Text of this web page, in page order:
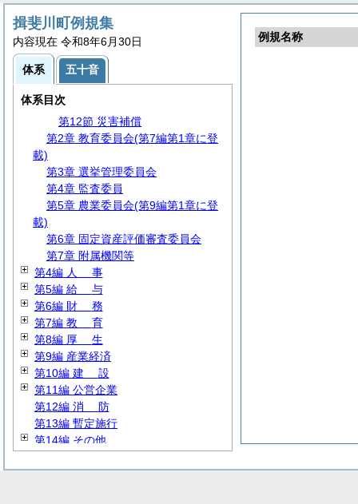
例規名称
揖斐川町例規集
内容現在 令和8年6月30日
体系 五十音
体系目次
第5節広報
第6節 行政手続
第7節住民
第8節 災害対策
第9節 交通安全・生活安全
第10節 情報通信施設
第11節 地域振興
第12節 災害補償
第2章 教育委員会(第7編第1章に登
載)
第3章 選挙管理委員会
第4章 監査委員
第5章 農業委員会(第9編第1章に登
載)
第6章 固定資産評価審査委員会
第7章 附属機関等
第4編 人 事
第5編 給 与
第6編 財 務
第7編 教 育
第8編 厚 生
第9編 産業経済
第10編 建 設
第11編 公営企業
第12編 消 防
第13編 暫定施行
第14編 その他